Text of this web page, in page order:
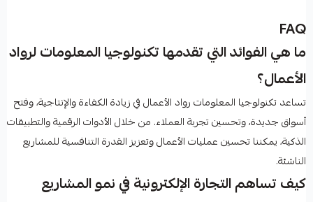
FAQ
ما هي الفوائد التي تقدمها تكنولوجيا المعلومات لرواد
الأعمال؟
تساعد تكنولوجيا المعلومات رواد الأعمال في زيادة الكفاءة والإنتاجية، وفتح
أسواق جديدة، وتحسين تجربة العملاء. من خلال الأدوات الرقمية والتطبيقات
الذكية، يمكننا تحسين عمليات الأعمال وتعزيز القدرة التنافسية للمشاريع
الناشئة.
كيف تساهم التجارة الإلكترونية في نمو المشاريع